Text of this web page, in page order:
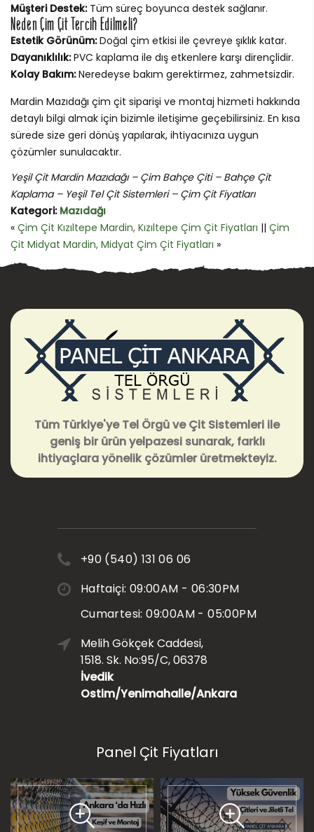
Müşteri Destek:Tüm süreç boyunca destek sağlanır.
Neden Çim Çit Tercih Edilmeli?
Estetik Görünüm:Doğal çim etkisi ile çevreye şıklık katar.
Dayanıklılık:PVC kaplama ile dış etkenlere karşı dirençlidir.
Kolay Bakım:Neredeyse bakım gerektirmez, zahmetsizdir.
Mardin Mazıdağı çim çit siparişi ve montaj hizmeti hakkında
detaylı bilgi almak için bizimle iletişime geçebilirsiniz. En kısa
sürede size geri dönüş yapılarak, ihtiyacınıza uygun
çözümler sunulacaktır.
Yeşil Çit Mardin Mazıdağı – Çim Bahçe Çiti – Bahçe Çit
Kaplama – Yeşil Tel Çit Sistemleri – Çim Çit Fiyatları
Kategori: Mazıdağı
« Çim Çit Kızıltepe Mardin, Kızıltepe Çim Çit Fiyatları || Çim
Çit Midyat Mardin, Midyat Çim Çit Fiyatları »
Tüm Türkiye'ye Tel Örgü ve Çit Sistemleri ile
geniş bir ürün yelpazesi sunarak, farklı
ihtiyaçlara yönelik çözümler üretmekteyiz.
+90 (540) 131 06 06
Haftaiçi: 09:00AM - 06:30PM
Cumartesi: 09:00AM - 05:00PM
Melih Gökçek Caddesi,
1518. Sk. No:95/C, 06378
İvedik
Ostim/Yenimahalle/Ankara
Panel Çit Fiyatları